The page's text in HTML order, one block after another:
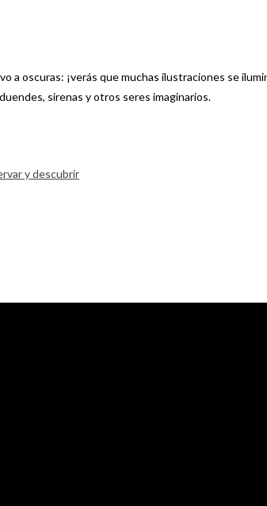
a oscuras: ¡verás que muchas ilustraciones se
sirenas y otros seres imaginarios.
y descubrir